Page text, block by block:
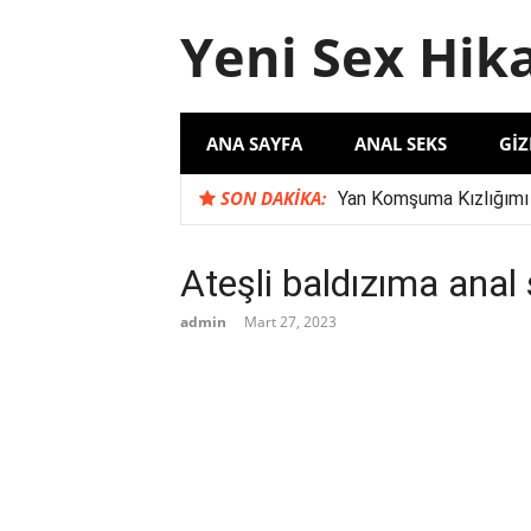
Yeni Sex
ANA SAYFA ANAL SEKS
SON DAKIKA: Yan Komşuma
Komşu İlişkilerinde Şule
‘Evli Çift ile
Ateşli baldızıma
admin Mart 27, 2023